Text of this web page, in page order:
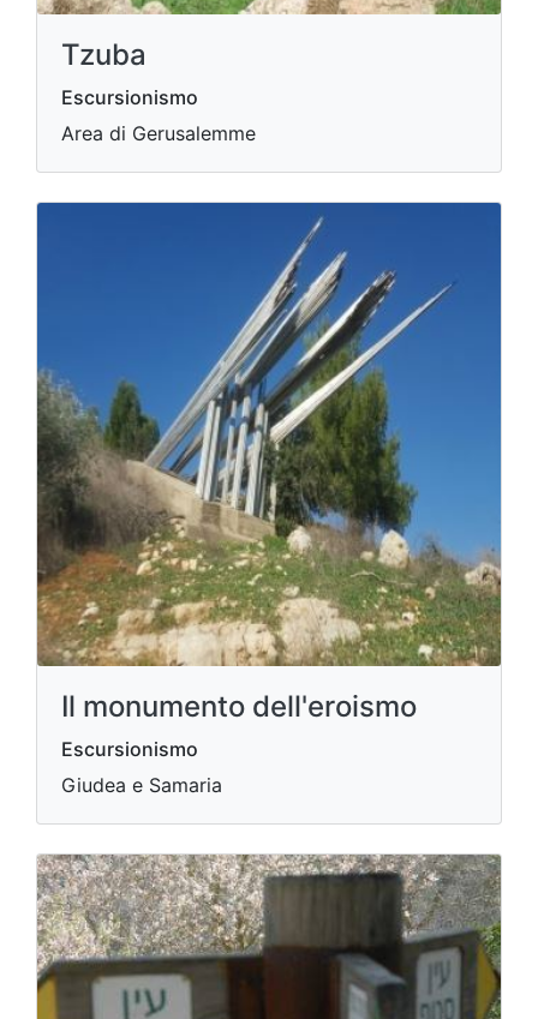
Tzuba
Escursionismo
Area di Gerusalemme
Il monumento dell'eroismo
Escursionismo
Giudea e Samaria